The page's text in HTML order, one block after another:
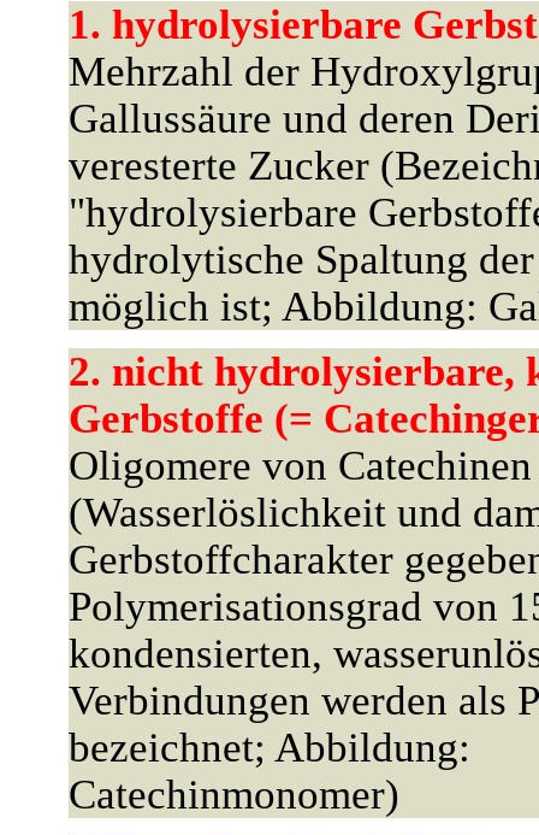
1. hydrolysierbare
Mehrzahl der
Gallussäure und deren
veresterte Zucker
"hydrolysierbare
hydrolytische Spaltung
möglich ist; Abbildung:
2. nicht hydrolysierbare,
Gerbstoffe (=
Oligomere von Catechinen
(Wasserlöslichkeit und
Gerbstoffcharakter
Polymerisationsgrad von
kondensierten,
Verbindungen werden als
bezeichnet; Abbildung:
Catechinmonomer)